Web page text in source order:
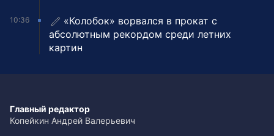
10:36
«Колобок» ворвался в прокат с
абсолютным рекордом среди летних
картин
Главный редактор
Копейкин Андрей Валерьевич